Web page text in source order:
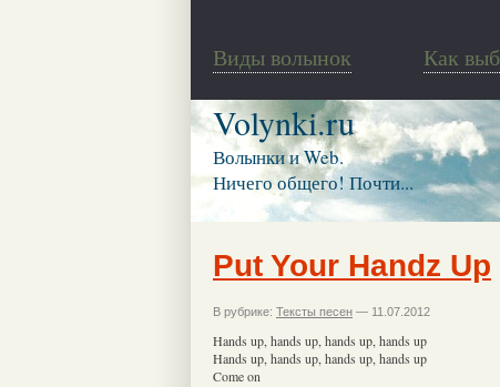
Виды волынок Как
Volynki.ru
Волынки и Web.
Ничего общего! Почти...
Put Your Handz Up
В рубрике: Тексты песен — 11.07.2012
Hands up, hands up, hands up, hands up
Hands up, hands up, hands up, hands up
Come on